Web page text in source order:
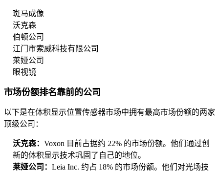
斑马成像
沃克森
伯顿公司
江门市索威科技​​有限公司
莱娅公司
眼视镜
市场份额排名靠前的公司
以下是在体积显示位置传感器市场中拥有最高市场份额的两家
顶级公司：
沃克森： Voxon 目前占据约 22% 的市场份额。他们通过创
新的体积显示技术巩固了自己的地位。
莱娅公司： Leia Inc. 约占 18% 的市场份额。他们对光场技